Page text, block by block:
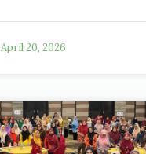
April 20, 2026